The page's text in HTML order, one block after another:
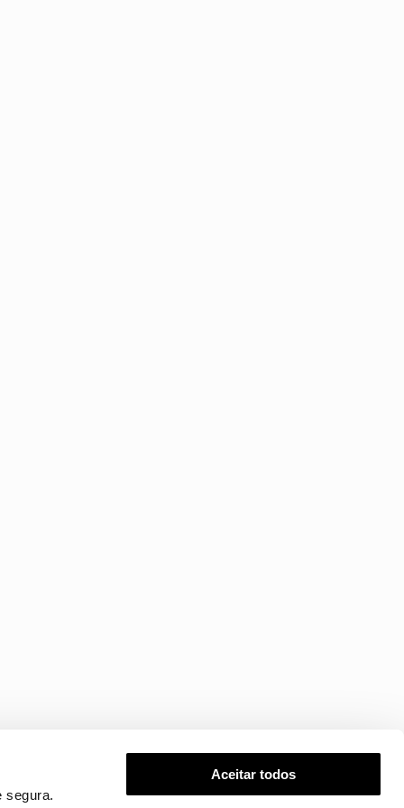
segura.
Aceitar todos